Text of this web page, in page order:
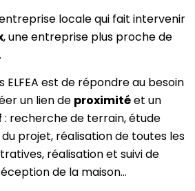
locale qui fait intervenir
, une entreprise plus proche de
ELFEA est de répondre au besoin
un lien de proximitéet un
: recherche de terrain, étude
du projet, réalisation de toutes les
réalisation et suivi de
de la maison…